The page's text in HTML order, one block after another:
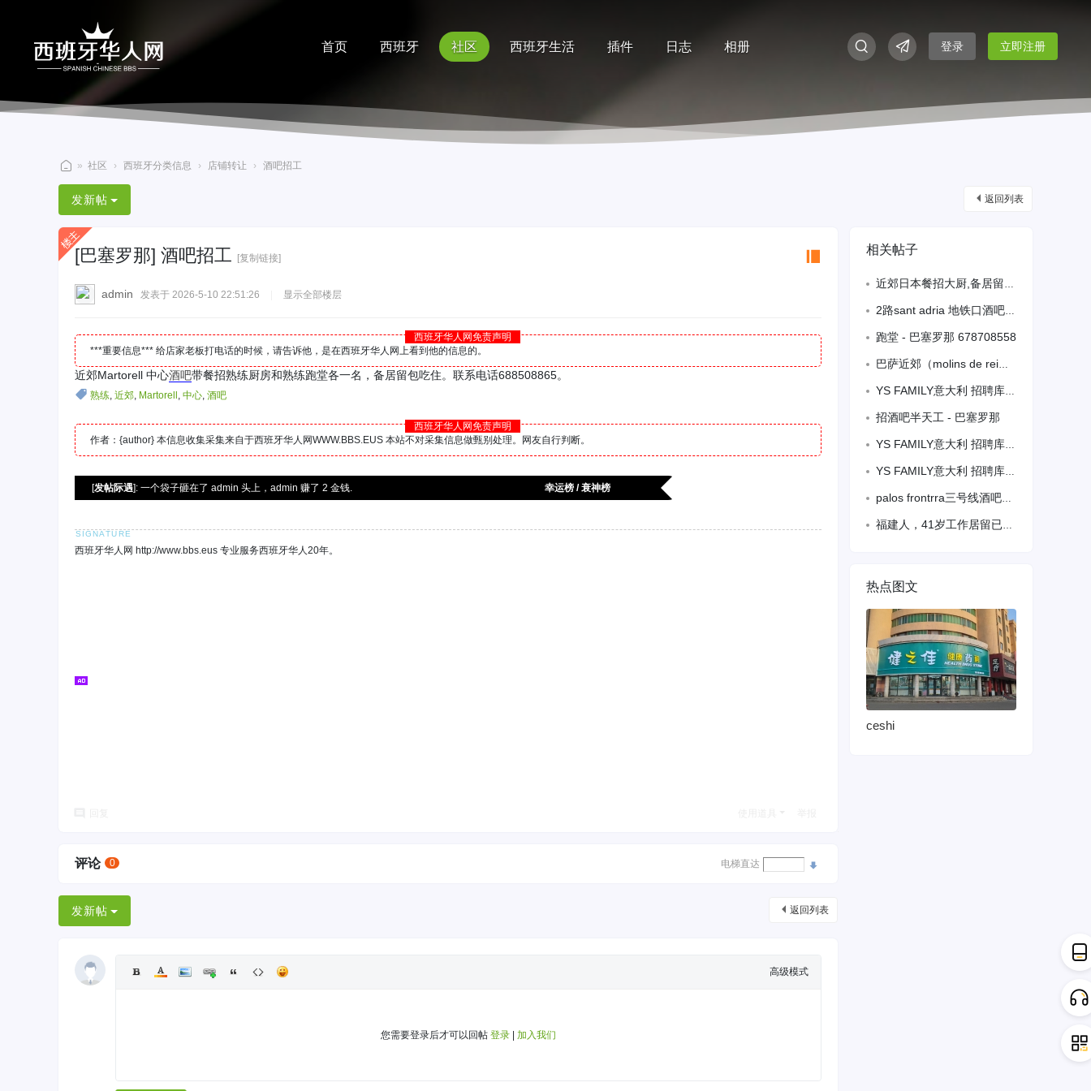
首页 西班牙 社区 西班牙生活 插件 日志 相册 登录 立即注册
西
班
牙
华
» 社区 › 西班牙分类信息 › 店铺转让 › 酒吧招工
返回列表
发新帖
[巴塞罗那] 酒吧招工 [复制链接]
admin 发表于 2026-5-10 22:51:26 显示全部楼层
西班牙华人网免责声明
***重要信息*** 给店家老板打电话的时候，请告诉他，是在西班牙华人网上看到他的信息的。
近郊Martorell 中心酒吧带餐招熟练厨房和熟练跑堂各一名，备居留包吃住。联系电话688508865。
熟练, 近郊, Martorell , 中心, 酒吧
西班牙华人网免责声明
作者：{author} 本信息收集采集来自于西班牙华人网WWW.BBS.EUS 本站不对采集信息做甄别处理。网友自行判断。
[发帖际遇]: 一个袋子砸在了 admin 头上，admin 赚了 2 金钱. 幸运榜 / 衰神榜
西班牙华人网 http://www.bbs.eus 专业服务西班牙华人20年。
评论 0 电梯直达
返回列表
发新帖
高级模式
您需要登录后才可以回帖 登录 加入我们
相关帖子
近郊日本餐招大厨,备居留.联系电话695851530
2路sant adria 地铁口酒吧招 熟练跑堂， 店里做面包tapa 拼盘,没
跑堂 - 巴塞罗那 678708558
巴萨近郊（molins de rei）招有经验女跑堂，需备拘留有语言，工
YS FAMILY意大利 招聘库存经理和库存专员
招酒吧半天工 - 巴塞罗那
YS FAMILY意大利 招聘库存经理和库存专员
YS FAMILY意大利 招聘库存经理和库存专员
palos frontrra三号线酒吧招跑堂=
福建人，41岁工作居留已经批下来了，还要三个月才能上保险，想找份炒饭面熟练或日本餐熟练油锅炒餐工作，国内中餐都有几年经验，刀功不错，有需要的老板请联系，电话63
热点图文
ceshi